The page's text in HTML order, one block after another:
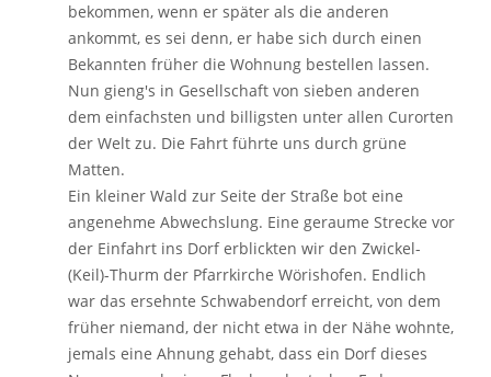
bekommen, wenn er später als die anderen
ankommt, es sei denn, er habe sich durch einen
Bekannten früher die Wohnung bestellen lassen.
Nun gieng's in Gesellschaft von sieben anderen
dem einfachsten und billigsten unter allen Curorten
der Welt zu. Die Fahrt führte uns durch grüne
Matten.
Ein kleiner Wald zur Seite der Straße bot eine
angenehme Abwechslung. Eine geraume Strecke vor
der Einfahrt ins Dorf erblickten wir den Zwickel-
(Keil)-Thurm der Pfarrkirche Wörishofen. Endlich
war das ersehnte Schwabendorf erreicht, von dem
früher niemand, der nicht etwa in der Nähe wohnte,
jemals eine Ahnung gehabt, dass ein Dorf dieses